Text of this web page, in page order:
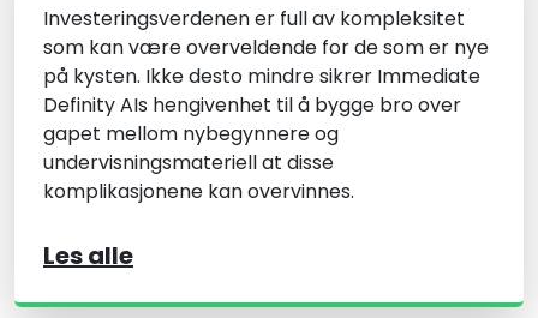
Investeringsverdenen er full av kompleksitet
som kan være overveldende for de som er nye
på kysten. Ikke desto mindre sikrer Immediate
Definity AIs hengivenhet til å bygge bro over
gapet mellom nybegynnere og
undervisningsmateriell at disse
komplikasjonene kan overvinnes.
Les alle